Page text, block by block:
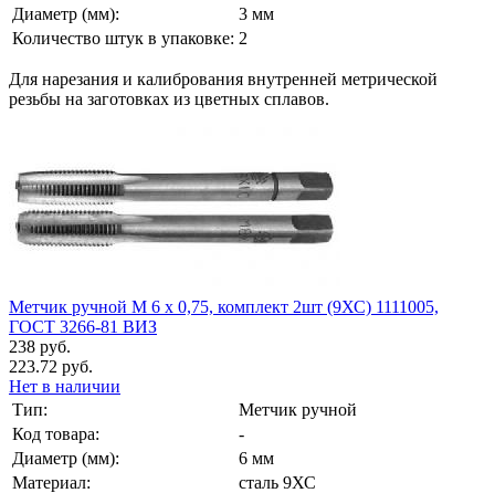
Диаметр (мм):
3 мм
Количество штук в упаковке: 2
Для нарезания и калибрования внутренней метрической
резьбы на заготовках из цветных сплавов.
Метчик ручной М 6 х 0,75, комплект 2шт (9ХС) 1111005,
ГОСТ 3266-81 ВИЗ
238 руб.
223.72 руб.
Нет в наличии
Тип:
Метчик ручной
Код товара:
-
Диаметр (мм):
6 мм
Материал:
сталь 9ХС